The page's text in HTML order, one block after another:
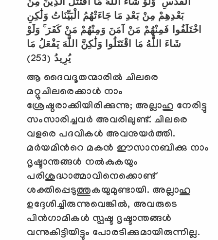
الْقُدُسِ ۗ وَلَوْ شَاءَ اللَّهُ مَا اقْتَتَلَ الَّذِينَ مِنْ
بَعْدِهِمْ مِنْ بَعْدِ مَا جَاءَتْهُمُ الْبَيِّنَاتُ وَلَٰكِنِ
اخْتَلَفُوا فَمِنْهُمْ مَنْ آمَنَ وَمِنْهُمْ مَنْ كَفَرَ ۚ وَلَوْ
شَاءَ اللَّهُ مَا اقْتَتَلُوا وَلَٰكِنَّ اللَّهَ يَفْعَلُ مَا
يُرِيدُ (253)
ആ ദൈവദൂതന്മാരില്‍ ചിലരെ
മറ്റുചിലരെക്കാള്‍ നാം
ശ്രേഷ്ഠരാക്കിയിരിക്കുന്നു; അല്ലാഹു നേരിട്ടു
സംസാരിച്ചവര്‍ അവരിലുണ്ട്. ചിലരെ
വളരെ പദവികള്‍ അവനുയര്‍ത്തി.
മര്‍യമിന്‍റെ മകന്‍ ഈസാനബിക്കു നാം
ദൃഷ്ടാന്തങ്ങള്‍ നല്‍കുകയും
പരിശുദ്ധാത്മാവിനെക്കൊണ്ട്
ശക്തിപ്പെടുത്തുകയുമുണ്ടായി. അല്ലാഹു
ഉദ്ദേശിച്ചിരുന്നുവെങ്കില്‍, അവരുടെ
പിന്‍ഗാമികള്‍ സ്പഷ്ട ദൃഷ്ടാന്തങ്ങള്‍
വന്നുകിട്ടിയിട്ടും പോരടിക്കുമായിരുന്നില്ല.